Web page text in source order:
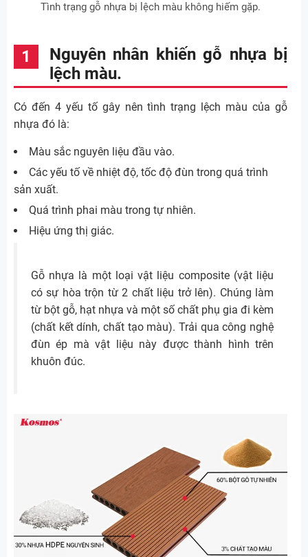
Tình trạng gỗ nhựa bị lệch màu không hiếm gặp.
Nguyên nhân khiến gỗ nhựa bị
lệch màu.
Có đến 4 yếu tố gây nên tình trạng lệch màu của gỗ
nhựa đó là:
Màu sắc nguyên liệu đầu vào.
Các yếu tố về nhiệt độ, tốc độ đùn trong quá trình
sản xuất.
Quá trình phai màu trong tự nhiên.
Hiệu ứng thị giác.
Gỗ nhựa là một loại vật liệu composite (vật liệu
có sự hòa trộn từ 2 chất liệu trở lên). Chúng làm
từ bột gỗ, hạt nhựa và một số chất phụ gia đi kèm
(chất kết dính, chất tạo màu). Trải qua công nghệ
đùn ép mà vật liệu này được thành hình trên
khuôn đúc.